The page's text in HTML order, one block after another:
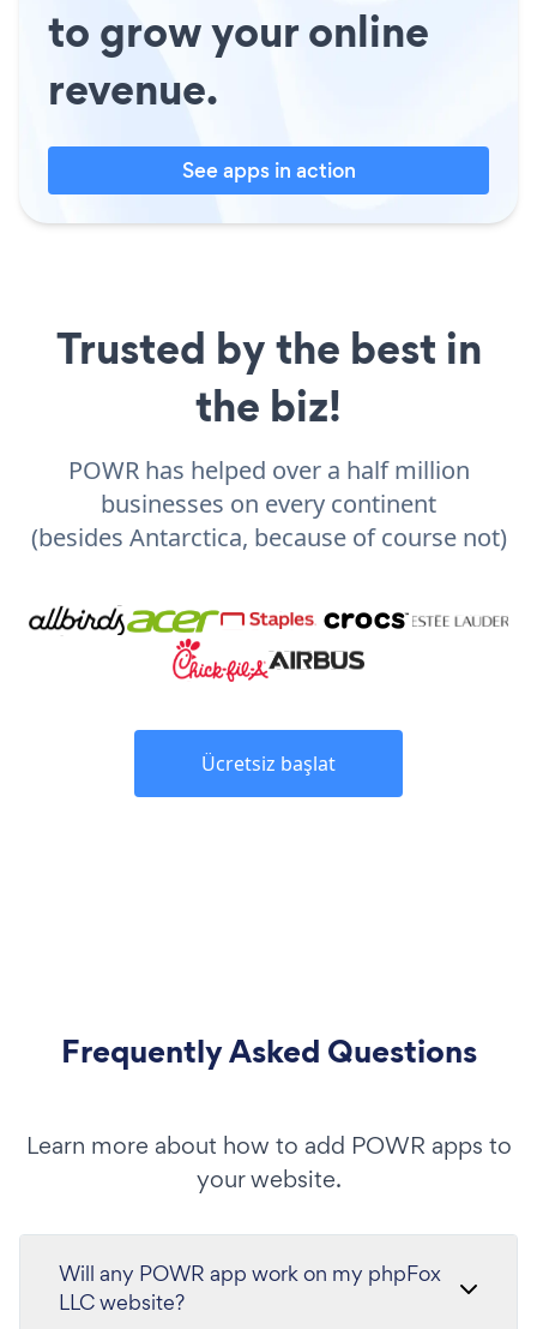
to grow your online
revenue.
See apps in action
Trusted by the best in
the biz!
POWR has helped over a half million
businesses on every continent
(besides Antarctica, because of course not)
Ücretsiz başlat
Frequently Asked Questions
Learn more about how to add POWR apps to
your website.
Will any POWR app work on my phpFox
LLC website?